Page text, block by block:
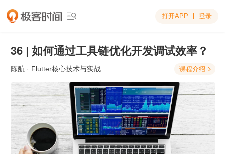
 打开APP 登录
36 | 如何通过工具链优化开发调试效率？
陈航 · Flutter核心技术与实战 课程介绍 